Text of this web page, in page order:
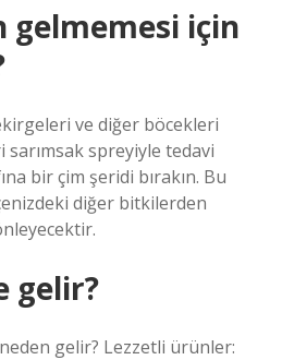
gelmemesi için
ve diğer böcekleri
sarımsak spreyiyle tedavi
bir çim şeridi bırakın. Bu
diğer bitkilerden
gelir?
gelir? Lezzetli ürünler: